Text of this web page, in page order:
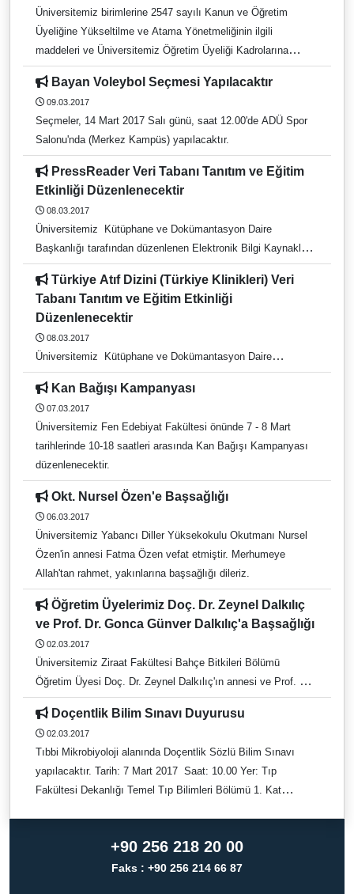
Üniversitemiz birimlerine 2547 sayılı Kanun ve Öğretim
Üyeliğine Yükseltilme ve Atama Yönetmeliğinin ilgili
maddeleri ve Üniversitemiz Öğretim Üyeliği Kadrolarına
Yükseltilme ve Atanmalarda aranan Değerlendirme Ölçütleri
ve Puanlama Yönergesine göre ekli dosyada belirtilen
Anabilim Dallarına Öğretim Üyesi alınacaktır.
Bayan Voleybol Seçmesi Yapılacaktır
09.03.2017
Seçmeler, 14 Mart 2017 Salı günü, saat 12.00'de ADÜ Spor
Salonu'nda (Merkez Kampüs) yapılacaktır.
Etkinliği Düzenlenecektir
08.03.2017
Üniversitemiz Kütüphane ve Dokümantasyon Daire
Başkanlığı tarafından düzenlenen Elektronik Bilgi Kaynakları
Kullanıcı Eğitimi Toplantısı, 9 Mart 2017 tarihinde
gerçekleşecektir. Eğitimi yapılacak veritabanı:
PRESSREADER Günlük Gazete & Popüler Dergi Veritabanı
Tarih: 9.Mart.2017 Perşembe Saat: 13:30 Süre: 60 dakika
Yer: Bilgi-İşlem Seminer Salonu PRESSREADER Günlük
Gazete & Popüler Dergi Veritabanı: Her gün 100 ülkeden, 60
dilde, 6000+ günlük gazeteye ve magazine tam sayfa orjinal
gazete koleksiyonudur. Eğitimde, uzaktan erişim yöntemleri
Tabanı Tanıtım ve Eğitim Etkinliği
Düzenlenecektir
08.03.2017
Üniversitemiz Kütüphane ve Dokümantasyon Daire
Başkanlığı tarafından düzenlenen Elektronik Bilgi Kaynakları
Kullanıcı Eğitimi Toplantısı 9 Mart 2017 tarihinde
gerçekleşecektir. Eğitimi yapılacak veritabanı: Türkiye Atıf
Dizini (Türkiye Klinikleri) Veri Tabanı Tanıtım ve Eğitim
Etkinliği Tarih: 9 Mart 2017 Perşembe Saat: 15:30 Süre: 60
dakika Yer: Hastane Yeni Bina 1. Kat Seminer Salonu
TÜRKİYE ATIF DİZİNİ: Türkiye’de Sağlık Bilimleri alanında
Sağlık Bilimleri alanında yayımlanan içinde Türkiye
Klinikleri’nin de bulunduğu 377 Türk derginin birbirlerine atıf
Kan Bağışı Kampanyası
07.03.2017
Üniversitemiz Fen Edebiyat Fakültesi önünde 7 - 8 Mart
tarihlerinde 10-18 saatleri arasında Kan Bağışı Kampanyası
düzenlenecektir.
Okt. Nursel Özen'e Başsağlığı
06.03.2017
Üniversitemiz Yabancı Diller Yüksekokulu Okutmanı Nursel
Özen'in annesi Fatma Özen vefat etmiştir. Merhumeye
Allah'tan rahmet, yakınlarına başsağlığı dileriz.
ve Prof. Dr. Gonca Günver Dalkılıç'a Başsağlığı
02.03.2017
Üniversitemiz Ziraat Fakültesi Bahçe Bitkileri Bölümü
Öğretim Üyesi Doç. Dr. Zeynel Dalkılıç'ın annesi ve Prof. Dr.
Gonca Günver Dalkılıç'ın kayınvalidesi Bahise Dalkılıç vefat
etmiştir. Cenazesi, 03.03.2017 tarihinde Eskişehir Akarbaşı
Mahallesi Bedrettin Camiinde cuma namazına müteakip
kaldırılarak, Eskişehir Seyitgazi Yolu Üzeri Yeni Mezarlığa
defnedilecektir. Merhumeye Allah'tan rahmet, yakınlarına
başsağlığı dileriz.
Doçentlik Bilim Sınavı Duyurusu
02.03.2017
Tıbbi Mikrobiyoloji alanında Doçentlik Sözlü Bilim Sınavı
yapılacaktır. Tarih: 7 Mart 2017 Saat: 10.00 Yer: Tıp
Fakültesi Dekanlığı Temel Tıp Bilimleri Bölümü 1. Kat
+90 256 218 20 00
Faks : +90 256 214 66 87